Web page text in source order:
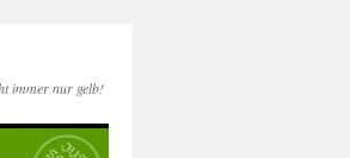
immer nur gelb!